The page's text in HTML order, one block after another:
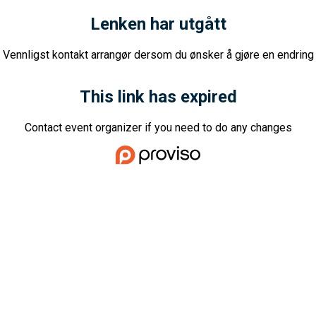
Lenken har utgått
Vennligst kontakt arrangør dersom du ønsker å gjøre en endring
This link has expired
Contact event organizer if you need to do any changes